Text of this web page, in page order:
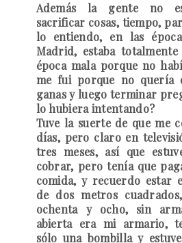
Además la gente no
sacrificar cosas, tiempo,
lo entiendo, en las
Madrid, estaba
época mala porque no
me fui porque no quería
ganas y luego terminar
lo hubiera intentando?
Tuve la suerte de que me
días, pero claro en
tres meses, así que
cobrar, pero tenía que
comida, y recuerdo estar
de dos metros
ochenta y ocho, sin
abierta era mi armario,
sólo una bombilla y